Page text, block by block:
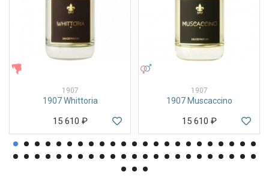
1907
1907 Whittoria
15 610 ₽
1907
1907 Muscaccino
15 610 ₽